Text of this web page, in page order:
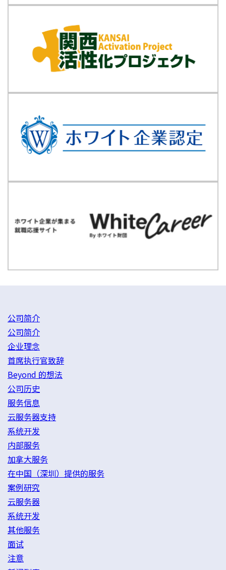
公司简介
公司简介
企业理念
首席执行官致辞
Beyond 的想法
公司历史
服务信息
云服务器支持
系统开发
内部服务
加拿大服务
在中国（深圳）提供的服务
案例研究
云服务器
系统开发
其他服务
面试
注意